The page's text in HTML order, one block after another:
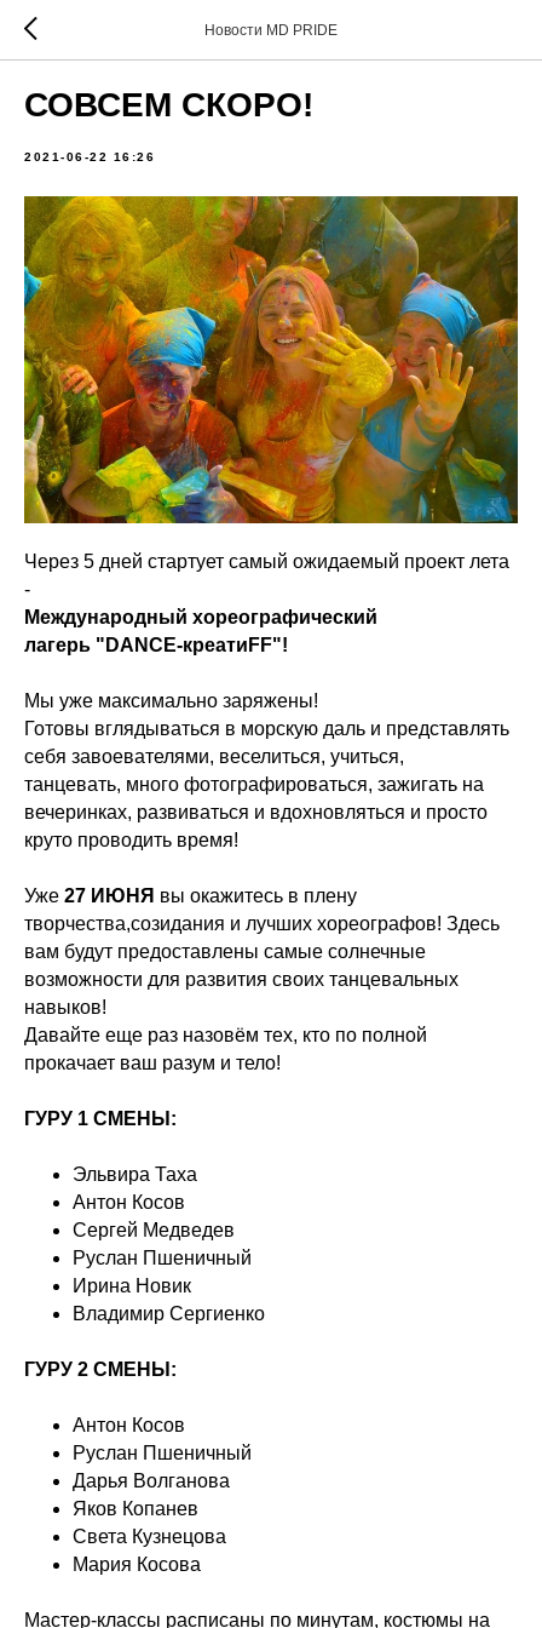
Новости MD PRIDE
СОВСЕМ СКОРО!
2021-06-22 16:26
Через 5 дней стартует самый ожидаемый проект лета
-
Международный хореографический
лагерь "DANCE-креатиFF"!
Мы уже максимально заряжены!
Готовы вглядываться в морскую даль и представлять
себя завоевателями, веселиться, учиться,
танцевать, много фотографироваться, зажигать на
вечеринках, развиваться и вдохновляться и просто
круто проводить время!
Уже 27 ИЮНЯ вы окажитесь в плену
творчества,созидания и лучших хореографов! Здесь
вам будут предоставлены самые солнечные
возможности для развития своих танцевальных
навыков!
Давайте еще раз назовём тех, кто по полной
прокачает ваш разум и тело!
ГУРУ 1 СМЕНЫ:
Эльвира Таха
Антон Косов
Сергей Медведев
Руслан Пшеничный
Ирина Новик
Владимир Сергиенко
ГУРУ 2 СМЕНЫ:
Антон Косов
Руслан Пшеничный
Дарья Волганова
Яков Копанев
Света Кузнецова
Мария Косова
Мастер-классы расписаны по минутам, костюмы на